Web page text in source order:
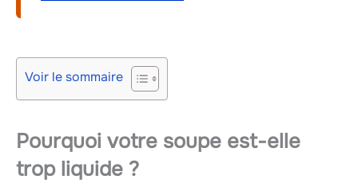
Voir le sommaire
Pourquoi votre soupe est-elle
trop liquide ?